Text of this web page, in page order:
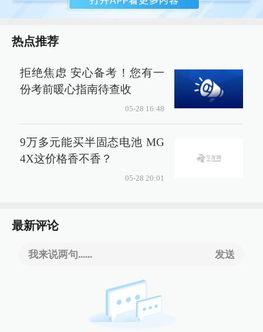
热点推荐
拒绝焦虑 安心备考！您有一
份考前暖心指南待查收
05-28 16:48
9万多元能买半固态电池 MG
4X这价格香不香？
05-28 20:01
最新评论
我来说两句...... 发送